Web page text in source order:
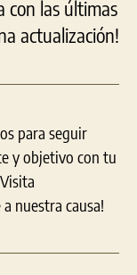
con las últimas
actualización!
para seguir
y objetivo con tu
nuestra causa!